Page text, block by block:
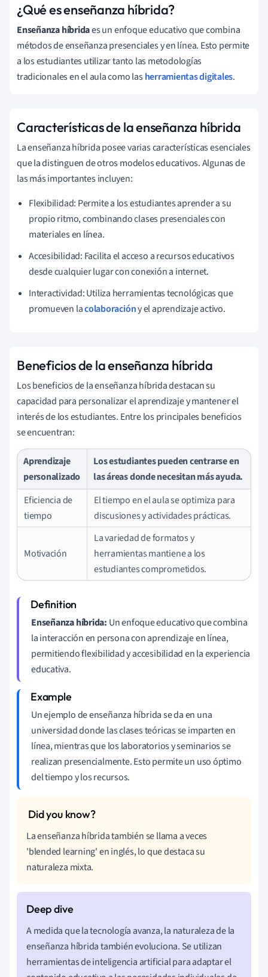
¿Qué es enseñanza híbrida?
Enseñanza híbridaes un enfoque educativo que combina
métodos de enseñanza presenciales y en línea. Esto permite
a los estudiantes utilizar tanto las metodologías
tradicionales en el aula como lasherramientas digitales.
Características de la enseñanza híbrida
La enseñanza híbrida posee varias características esenciales
que la distinguen de otros modelos educativos. Algunas de
las más importantes incluyen:
Flexibilidad: Permite a los estudiantes aprender a su
propio ritmo, combinando clases presenciales con
materiales en línea.
Accesibilidad: Facilita el acceso a recursos educativos
desde cualquier lugar con conexión a internet.
Interactividad: Utiliza herramientas tecnológicas que
promueven lacolaboracióny el aprendizaje activo.
Beneficios de la enseñanza híbrida
Los beneficios de la enseñanza híbrida destacan su
capacidad para personalizar el aprendizaje y mantener el
interés de los estudiantes. Entre los principales beneficios
se encuentran:
Aprendizaje
personalizado
Los estudiantes pueden centrarse en
las áreas donde necesitan más ayuda.
Eficiencia de
tiempo
El tiempo en el aula se optimiza para
discusiones y actividades prácticas.
Motivación
La variedad de formatos y
herramientas mantiene a los
estudiantes comprometidos.
Enseñanza híbrida: Un enfoque educativo que combina
la interacción en persona con aprendizaje en línea,
permitiendo flexibilidad y accesibilidad en la experiencia
educativa.
Un ejemplo de enseñanza híbrida se da en una
universidad donde las clases teóricas se imparten en
línea, mientras que los laboratorios y seminarios se
realizan presencialmente. Esto permite un uso óptimo
del tiempo y los recursos.
La enseñanza híbrida también se llama a veces
'blended learning' en inglés, lo que destaca su
naturaleza mixta.
A medida que la tecnología avanza, la naturaleza de la
enseñanza híbrida también evoluciona. Se utilizan
herramientas de inteligencia artificial para adaptar el